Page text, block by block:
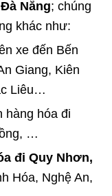
Nẵng; chúng
khác như:
xe đến Bến
Giang, Kiên
Liêu…
hàng hóa đi
…
đi Quy Nhơn,
Hóa, Nghệ An,